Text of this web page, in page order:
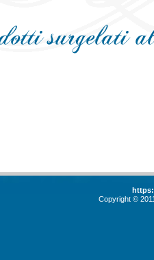
Copyright ©